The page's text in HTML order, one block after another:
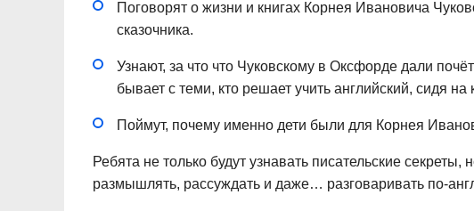
Поговорят о жизни и книгах Корнея Ивановича
сказочника.
Узнают, за что что Чуковскому в Оксфорде дали
бывает с теми, кто решает учить английский, сидя
Поймут, почему именно дети были для Корнея
Ребята не только будут узнавать писательские
размышлять, рассуждать и даже… разговаривать по-